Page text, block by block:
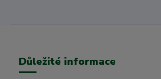
Důležité informace